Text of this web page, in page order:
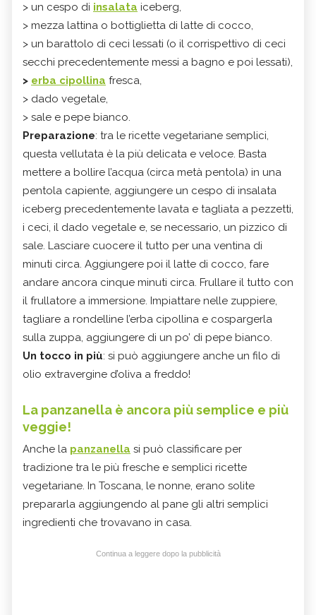
> un cespo di insalata iceberg,
> mezza lattina o bottiglietta di latte di cocco,
> un barattolo di ceci lessati (o il corrispettivo di ceci
secchi precedentemente messi a bagno e poi lessati),
> erba cipollina fresca,
> dado vegetale,
> sale e pepe bianco.
Preparazione: tra le ricette vegetariane semplici,
questa vellutata è la più delicata e veloce. Basta
mettere a bollire l’acqua (circa metà pentola) in una
pentola capiente, aggiungere un cespo di insalata
iceberg precedentemente lavata e tagliata a pezzetti,
i ceci, il dado vegetale e, se necessario, un pizzico di
sale. Lasciare cuocere il tutto per una ventina di
minuti circa. Aggiungere poi il latte di cocco, fare
andare ancora cinque minuti circa. Frullare il tutto con
il frullatore a immersione. Impiattare nelle zuppiere,
tagliare a rondelline l’erba cipollina e cospargerla
sulla zuppa, aggiungere di un po’ di pepe bianco.
Un tocco in più: si può aggiungere anche un filo di
olio extravergine d’oliva a freddo!
La panzanella è ancora più semplice e più
veggie!
Anche la panzanella si può classificare per
tradizione tra le più fresche e semplici ricette
vegetariane. In Toscana, le nonne, erano solite
prepararla aggiungendo al pane gli altri semplici
ingredienti che trovavano in casa.
Continua a leggere dopo la pubblicità